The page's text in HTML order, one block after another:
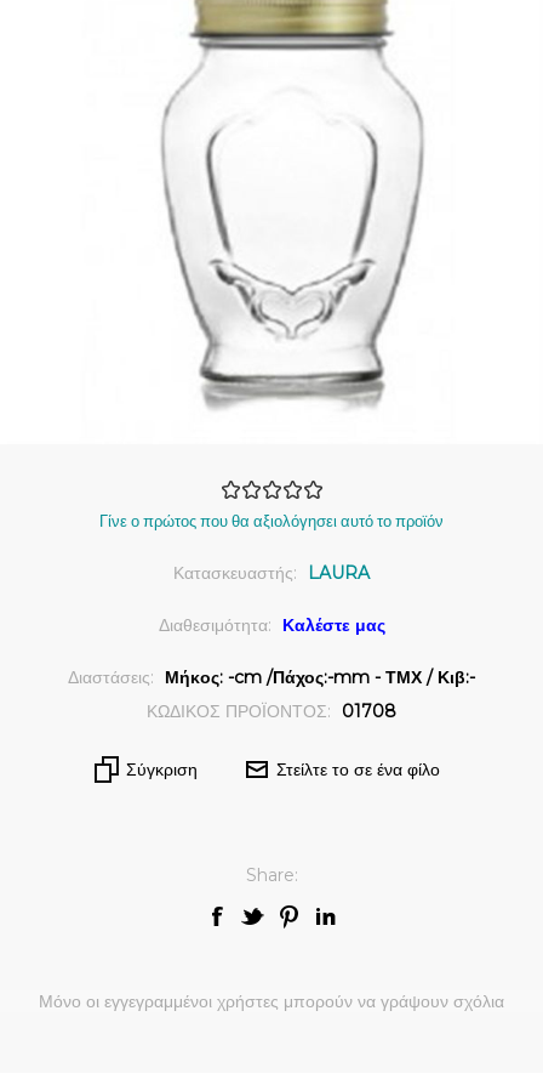
Γίνε ο πρώτος που θα αξιολόγησει αυτό το προϊόν
Κατασκευαστής: LAURA
Διαθεσιμότητα: Καλέστε μας
Διαστάσεις:
Μήκος: -cm /Πάχος:-mm - ΤΜΧ / Κιβ:-
ΚΩΔΙΚΟΣ ΠΡΟΪΟΝΤΟΣ:
01708
Σύγκριση Στείλτε το σε ένα φίλο
Share:
Μόνο οι εγγεγραμμένοι χρήστες μπορούν να γράψουν σχόλια